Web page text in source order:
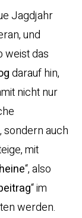
Jagdjahr
und
weist das
darauf hin,
nicht nur
auch
mit
“, also
“ im
werden.